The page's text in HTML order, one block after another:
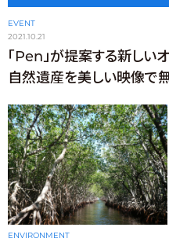
EVENT
2021.10.21
「Pen」が提案する新しい
自然遺産を美しい映像で
ENVIRONMENT